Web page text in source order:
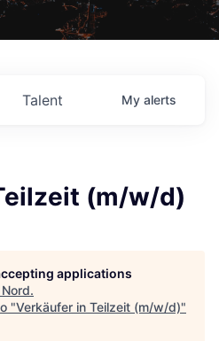
Talent My alerts
(m/w/d)
applications
.
"Verkäufer in Teilzeit (m/w/d)"